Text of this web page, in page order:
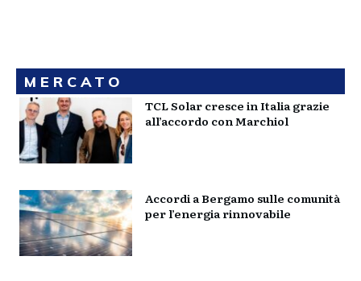
MERCATO
TCL Solar cresce in Italia grazie
all’accordo con Marchiol
Accordi a Bergamo sulle comunità
per l’energia rinnovabile